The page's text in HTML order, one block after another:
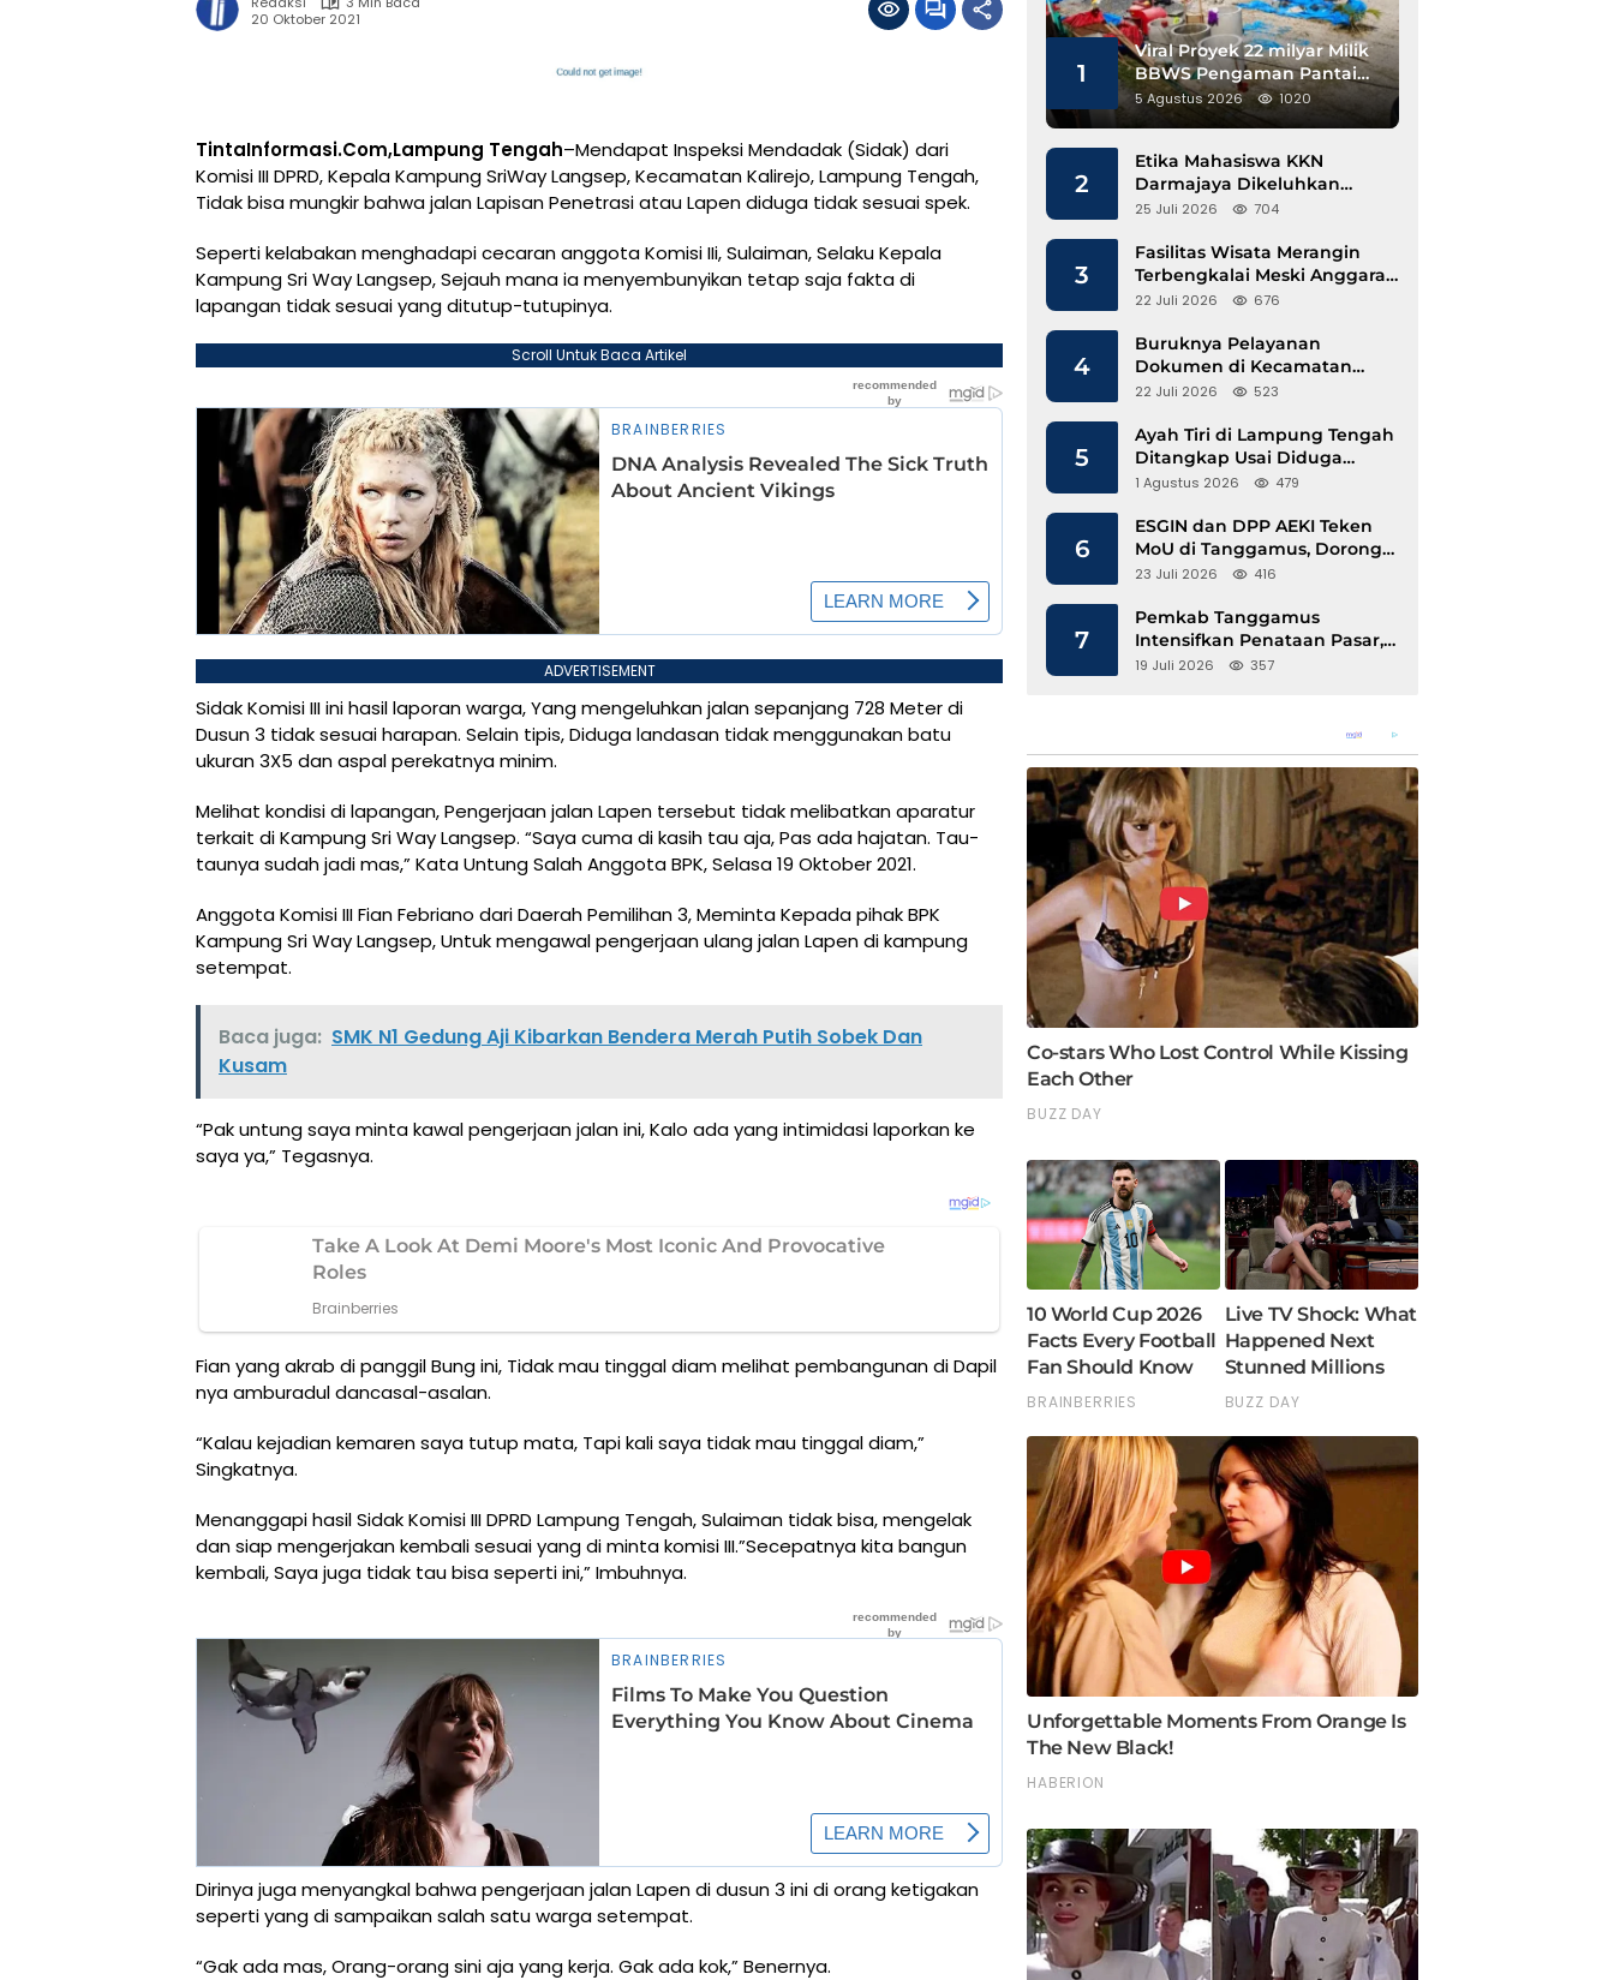
20 Oktober 2021
TintaInformasi.Com,Lampung Tengah–Mendapat Inspeksi Mendadak (Sidak) dari
Komisi III DPRD, Kepala Kampung SriWay Langsep, Kecamatan Kalirejo, Lampung Tengah,
Tidak bisa mungkir bahwa jalan Lapisan Penetrasi atau Lapen diduga tidak sesuai spek.
Seperti kelabakan menghadapi cecaran anggota Komisi IIi, Sulaiman, Selaku Kepala
Kampung Sri Way Langsep, Sejauh mana ia menyembunyikan tetap saja fakta di
lapangan tidak sesuai yang ditutup-tutupinya.
Scroll Untuk Baca Artikel
ADVERTISEMENT
Sidak Komisi III ini hasil laporan warga, Yang mengeluhkan jalan sepanjang 728 Meter di
Dusun 3 tidak sesuai harapan. Selain tipis, Diduga landasan tidak menggunakan batu
ukuran 3X5 dan aspal perekatnya minim.
Melihat kondisi di lapangan, Pengerjaan jalan Lapen tersebut tidak melibatkan aparatur
terkait di Kampung Sri Way Langsep. “Saya cuma di kasih tau aja, Pas ada hajatan. Tau-
taunya sudah jadi mas,” Kata Untung Salah Anggota BPK, Selasa 19 Oktober 2021.
Anggota Komisi III Fian Febriano dari Daerah Pemilihan 3, Meminta Kepada pihak BPK
Kampung Sri Way Langsep, Untuk mengawal pengerjaan ulang jalan Lapen di kampung
setempat.
Baca juga: SMK N1 Gedung Aji Kibarkan Bendera Merah Putih Sobek Dan
Kusam
“Pak untung saya minta kawal pengerjaan jalan ini, Kalo ada yang intimidasi laporkan ke
saya ya,” Tegasnya.
Fian yang akrab di panggil Bung ini, Tidak mau tinggal diam melihat pembangunan di Dapil
nya amburadul dancasal-asalan.
“Kalau kejadian kemaren saya tutup mata, Tapi kali saya tidak mau tinggal diam,”
Singkatnya.
Menanggapi hasil Sidak Komisi III DPRD Lampung Tengah, Sulaiman tidak bisa, mengelak
dan siap mengerjakan kembali sesuai yang di minta komisi III.”Secepatnya kita bangun
kembali, Saya juga tidak tau bisa seperti ini,” Imbuhnya.
Dirinya juga menyangkal bahwa pengerjaan jalan Lapen di dusun 3 ini di orang ketigakan
seperti yang di sampaikan salah satu warga setempat.
“Gak ada mas, Orang-orang sini aja yang kerja. Gak ada kok,” Benernya.
1
Viral Proyek 22 milyar Milik
BBWS Pengaman Pantai
Pesisir Barat Diduga
Gunakan Besi Banci
5 Agustus 2026 1020
2
Etika Mahasiswa KKN
Darmajaya Dikeluhkan
Kepala Pekon Sinar Jawa
25 Juli 2026 704
3
Fasilitas Wisata Merangin
Terbengkalai Meski Anggaran
Perawatan Terus Mengalir
22 Juli 2026 676
4
Buruknya Pelayanan
Dokumen di Kecamatan
Pangkalan Susu, Kinerja
22 Juli 2026 523
5
Ayah Tiri di Lampung Tengah
Ditangkap Usai Diduga
Hamili Anak di Bawah Umur
1 Agustus 2026 479
6
ESGIN dan DPP AEKI Teken
MoU di Tanggamus, Dorong
Ekonomi Hijau Berbasis Kopi
23 Juli 2026 416
7
Pemkab Tanggamus
Intensifkan Penataan Pasar,
Pedagang Diajak Tempati
19 Juli 2026 357